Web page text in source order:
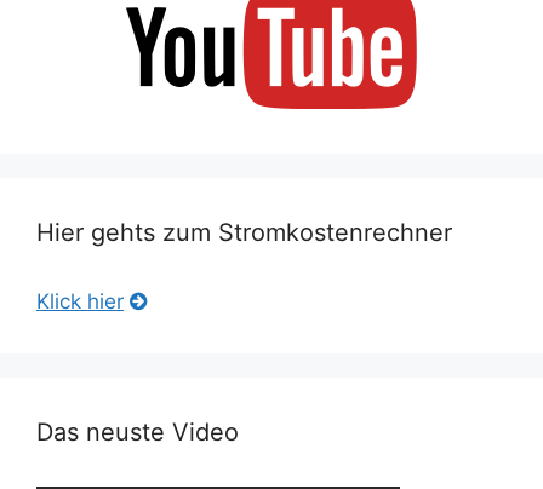
Hier gehts zum Stromkostenrechner
Klick hier
Das neuste Video